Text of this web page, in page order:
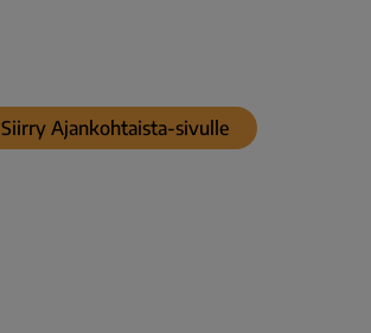
Siirry Ajankohtaista-sivulle